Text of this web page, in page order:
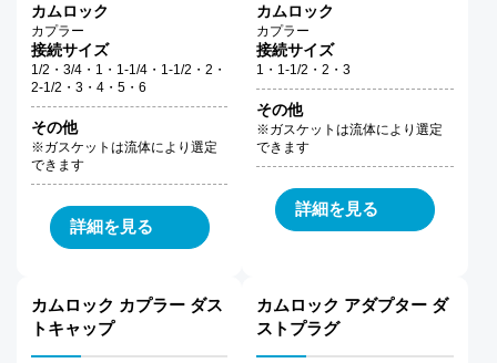
カムロック
カプラー
接続サイズ
1/2・3/4・1・1-1/4・1-1/2・2・
2-1/2・3・4・5・6
その他
※ガスケットは流体により選定
できます
詳細を見る
カムロック
カプラー
接続サイズ
1・1-1/2・2・3
その他
※ガスケットは流体により選定
できます
詳細を見る
カムロック カプラー ダス
トキャップ
カムロック アダプター ダ
ストプラグ